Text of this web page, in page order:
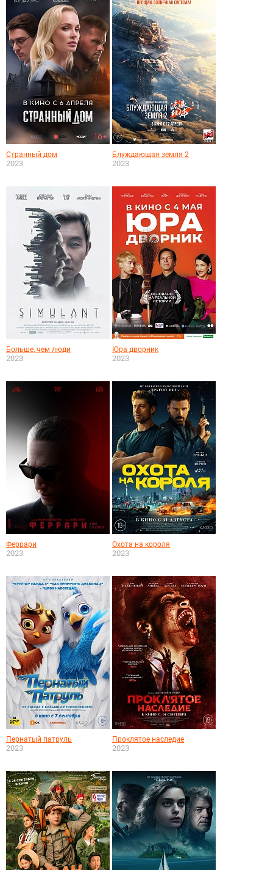
Странный дом
2023
Блуждающая земля 2
2023
Больше, чем люди
2023
Юра дворник
2023
Феррари
2023
Охота на короля
2023
Пернатый патруль
2023
Проклятое наследие
2023